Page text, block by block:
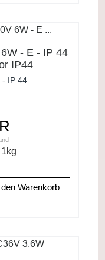
- E - IP 44
IP44
- IP 44
1kg